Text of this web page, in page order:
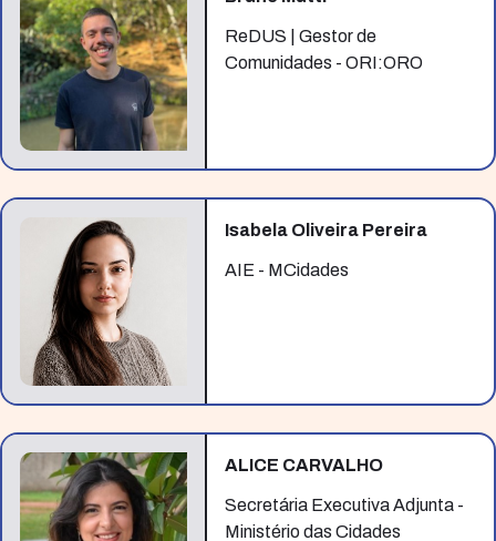
ReDUS | Gestor de
Comunidades - ORI:ORO
Isabela Oliveira Pereira
AIE - MCidades
ALICE CARVALHO
Secretária Executiva Adjunta -
Ministério das Cidades